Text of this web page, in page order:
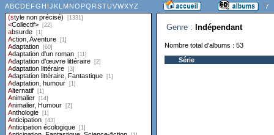
Genre : Indépendant
Nombre total d'albums : 53
Série